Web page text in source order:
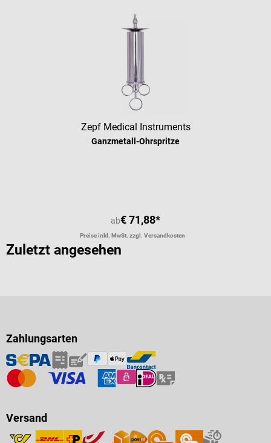
Zepf Medical Instruments
Ganzmetall-Ohrspritze
ab€ 71,88*
Preise inkl. MwSt. zzgl. Versandkosten
Zuletzt angesehen
Zahlungsarten
Versand